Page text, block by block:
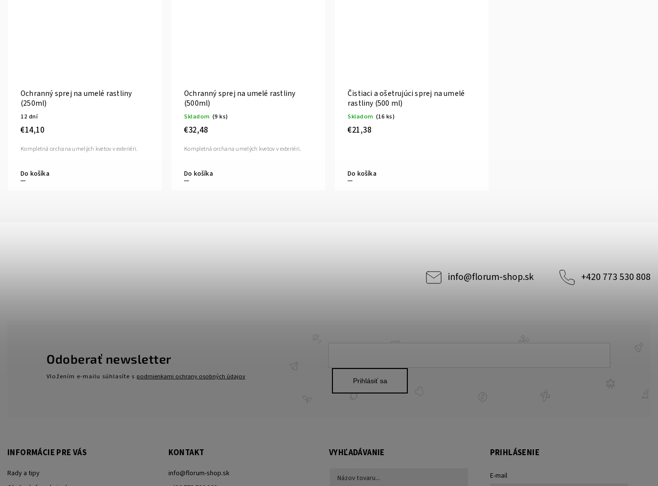
Ochranný sprej na umelé rastliny
(250ml)
12 dní
€14,10
Do košíka
Kompletná orchana umelých kvetov v exteriéri.
Ochranný sprej na umelé rastliny
(500ml)
Skladom (9 ks)
€32,48
Do košíka
Kompletná orchana umelých kvetov v exteriéri.
Čistiaci a ošetrujúci sprej na umelé
rastliny (500 ml)
Skladom (16 ks)
€21,38
Do košíka
info@florum-shop.sk +420 773 530 808
Odoberať newsletter
Vložením e-mailu súhlasíte s podmienkami ochrany osobných údajov
Prihlásiť sa
INFORMÁCIE PRE VÁS
Rady a tipy
KONTAKT
info@florum-shop.sk
VYHĽADÁVANIE PRIHLÁSENIE
E-mail